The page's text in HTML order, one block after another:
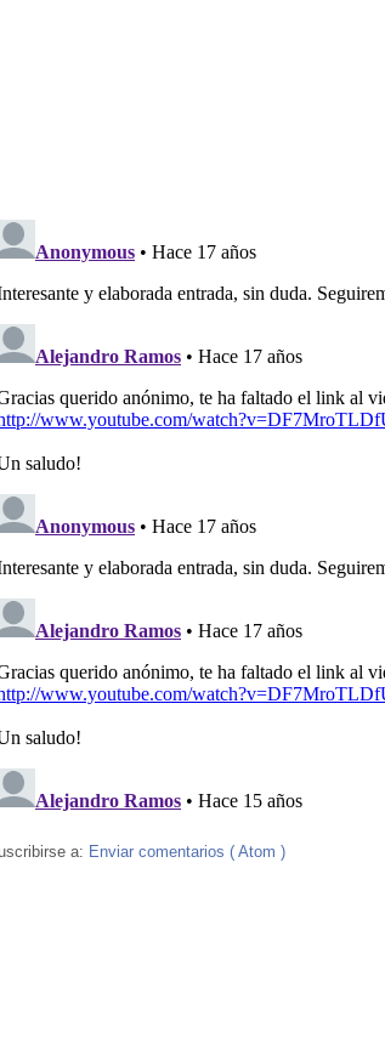
a: Enviar comentarios ( Atom )